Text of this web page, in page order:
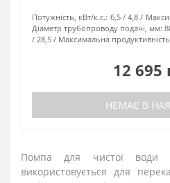
Потужність, кВт/к.с.: 6,5 / 4,8
Діаметр трубопроводу подачі, мм:
/ 28,5
Максимальна
12 695
НЕМАЄ В
Помпа для чистої води
використовується для